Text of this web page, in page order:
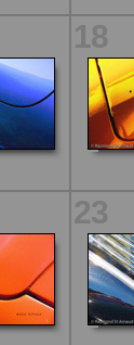
18
23